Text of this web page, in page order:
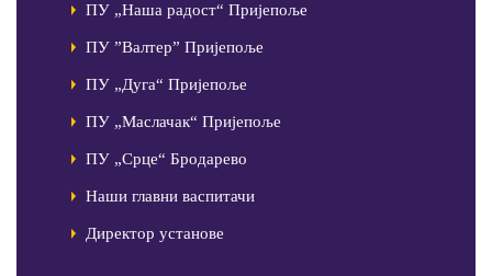
ПУ „Наша радост“ Пријепоље
ПУ ”Валтер” Пријепоље
ПУ „Дуга“ Пријепоље
ПУ „Маслачак“ Пријепоље
ПУ „Срце“ Бродарево
Наши главни васпитачи
Директор установе